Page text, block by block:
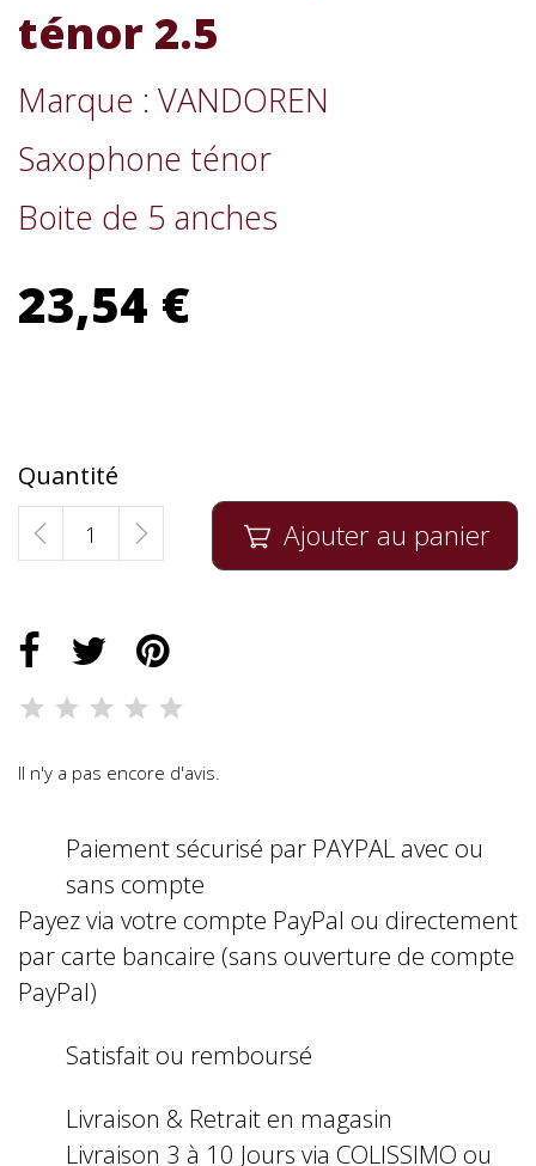
ténor 2.5
Marque : VANDOREN
Saxophone ténor
Boite de 5 anches
23,54 €
Quantité
 Ajouter au panier
Il n'y a pas encore d'avis.
Paiement sécurisé par PAYPAL avec ou
sans compte
Payez via votre compte PayPal ou directement
par carte bancaire (sans ouverture de compte
PayPal)
Satisfait ou remboursé
Livraison & Retrait en magasin
Livraison 3 à 10 Jours via COLISSIMO ou